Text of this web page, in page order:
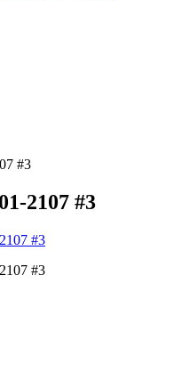
#3
2107 #3